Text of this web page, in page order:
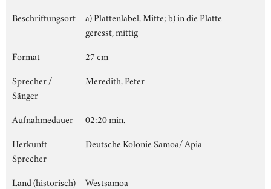
Beschriftungsort
a) Plattenlabel, Mitte; b) in die Platte
geresst, mittig
Format
27 cm
Sprecher /
Sänger
Meredith, Peter
Aufnahmedauer
02:20 min.
Herkunft
Sprecher
Deutsche Kolonie Samoa/ Apia
Land (historisch) Westsamoa